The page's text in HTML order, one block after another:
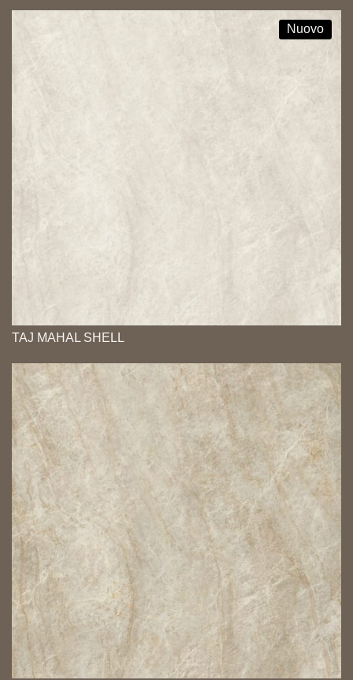
Nuovo
TAJ MAHAL SHELL